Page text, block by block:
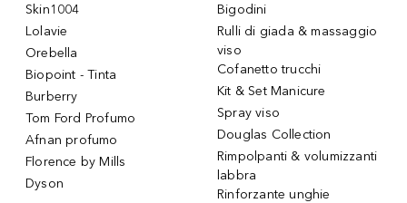
Skin1004
Lolavie
Orebella
Biopoint - Tinta
Burberry
Tom Ford Profumo
Afnan profumo
Florence by Mills
Dyson
Bigodini
Rulli di giada & massaggio
viso
Cofanetto trucchi
Kit & Set Manicure
Spray viso
Douglas Collection
Rimpolpanti & volumizzanti
labbra
Rinforzante unghie